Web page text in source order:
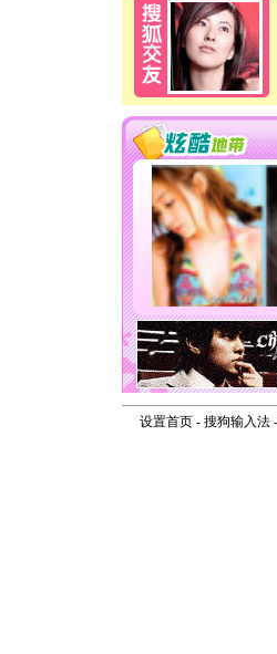
设置首页- 搜狗输入法-